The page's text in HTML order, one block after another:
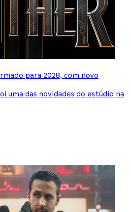
para 2028, com novo
uma das novidades do estúdio na